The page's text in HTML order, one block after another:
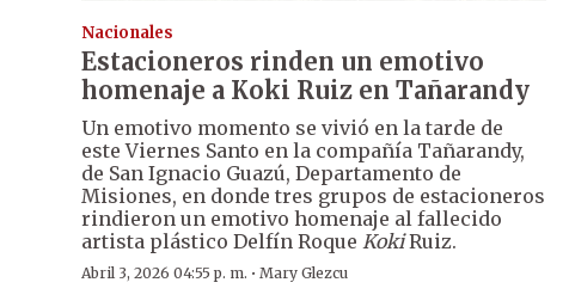
Nacionales
Estacioneros rinden un emotivo
homenaje a Koki Ruiz en Tañarandy
Un emotivo momento se vivió en la tarde de
este Viernes Santo en la compañía Tañarandy,
de San Ignacio Guazú, Departamento de
Misiones, en donde tres grupos de estacioneros
rindieron un emotivo homenaje al fallecido
artista plástico Delfín Roque KokiRuiz.
Abril 3, 2026 04:55 p. m. · Mary Glezcu